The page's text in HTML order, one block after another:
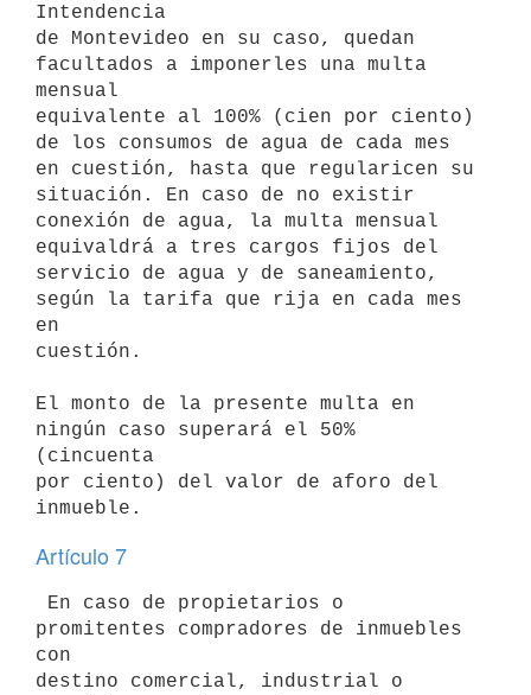
Intendencia
de Montevideo en su caso, quedan
facultados a imponerles una multa
mensual
equivalente al 100% (cien por ciento)
de los consumos de agua de cada mes
en cuestión, hasta que regularicen su
situación. En caso de no existir
conexión de agua, la multa mensual
equivaldrá a tres cargos fijos del
servicio de agua y de saneamiento,
según la tarifa que rija en cada mes
en
cuestión.
El monto de la presente multa en
ningún caso superará el 50%
(cincuenta
por ciento) del valor de aforo del
Artículo 7
promitentes compradores de inmuebles
con
destino comercial, industrial o